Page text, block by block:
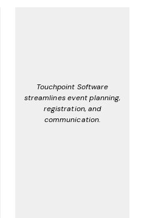
Touchpoint Software
streamlines event planning,
registration, and
communication.